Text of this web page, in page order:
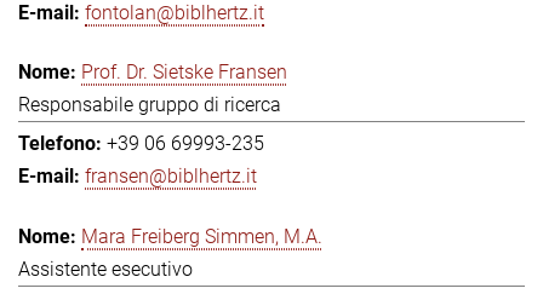
fontolan@biblhertz.it
Prof. Dr. Sietske Fransen
Responsabile gruppo di ricerca
+39 06 69993-235
fransen@biblhertz.it
Mara Freiberg Simmen, M.A.
Assistente esecutivo